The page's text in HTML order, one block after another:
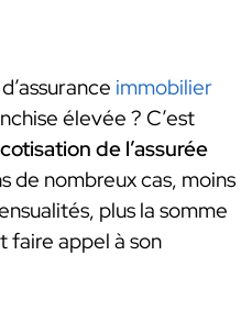
immobilier
élevée ? C’est
de l’assurée
de nombreux cas, moins
plus la somme
faire appel à son